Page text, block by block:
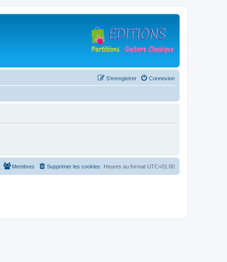
Connexion
S’enregistrer
Heures au format UTC+01:00
Supprimer les cookies
Membres